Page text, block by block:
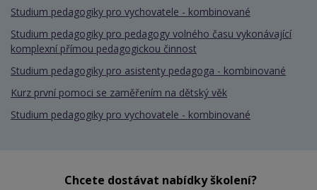
Studium pedagogiky pro vychovatele - kombinované
Studium pedagogiky pro pedagogy volného času vykonávající
komplexní přímou pedagogickou činnost
Studium pedagogiky pro asistenty pedagoga - kombinované
Kurz první pomoci se zaměřením na dětský věk
Studium pedagogiky pro vychovatele - kombinované
Chcete dostávat nabídky školení?